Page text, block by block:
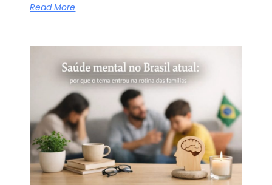
Read More